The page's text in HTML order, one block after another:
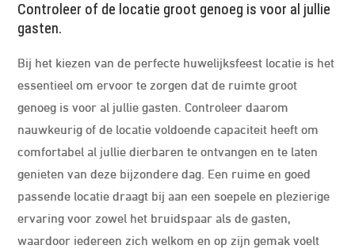
Controleer of de locatie groot genoeg is voor al jullie
gasten.
Bij het kiezen van de perfecte huwelijksfeest locatie is het
essentieel om ervoor te zorgen dat de ruimte groot
genoeg is voor al jullie gasten. Controleer daarom
nauwkeurig of de locatie voldoende capaciteit heeft om
comfortabel al jullie dierbaren te ontvangen en te laten
genieten van deze bijzondere dag. Een ruime en goed
passende locatie draagt bij aan een soepele en plezierige
ervaring voor zowel het bruidspaar als de gasten,
waardoor iedereen zich welkom en op zijn gemak voelt